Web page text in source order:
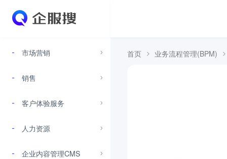
市场营销
销售
客户体验服务
人力资源
企业内容管理CMS
首页 业务流程管理(BPM)